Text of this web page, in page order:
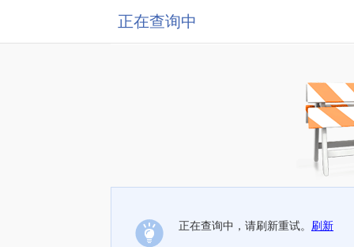
正在查询中
正在查询中，请刷新重试。 刷新